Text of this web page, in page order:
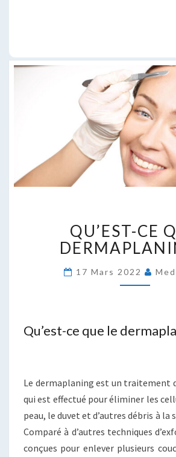
CE
QUE
?
QU’EST-CE
17 Mars 2022
Qu’est-ce que le
Le dermaplaning est un traitement
qui est effectué pour éliminer les
peau, le duvet et d’autres débris à la
Comparé à d’autres techniques
conçues pour enlever plusieurs